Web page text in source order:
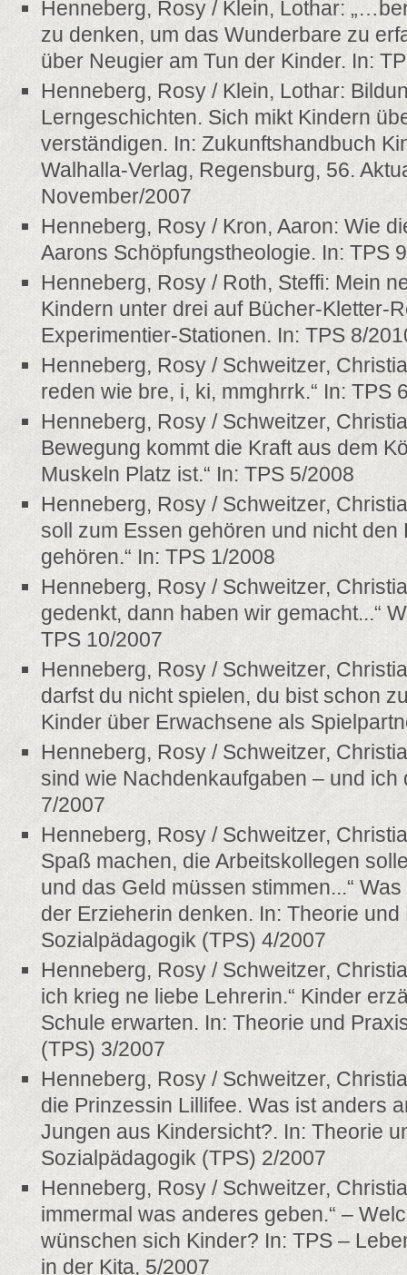
Henneberg, Rosy / Klein, Lothar:
zu denken, um das Wunderbare zu
über Neugier am Tun der Kinder. In:
Henneberg, Rosy / Klein, Lothar:
Lerngeschichten. Sich mikt Kindern
verständigen. In: Zukunftshandbuch
Walhalla-Verlag, Regensburg, 56.
November/2007
Henneberg, Rosy / Kron, Aaron: Wie
Aarons Schöpfungstheologie. In: TPS
Henneberg, Rosy / Roth, Steffi: Mein
Kindern unter drei auf Bücher-Kletter-
Experimentier-Stationen. In: TPS 8/
Henneberg, Rosy / Schweitzer,
reden wie bre, i, ki, mmghrrk.“ In: TPS
Henneberg, Rosy / Schweitzer,
Bewegung kommt die Kraft aus dem
Muskeln Platz ist.“ In: TPS 5/2008
Henneberg, Rosy / Schweitzer,
soll zum Essen gehören und nicht den
gehören.“ In: TPS 1/2008
Henneberg, Rosy / Schweitzer,
gedenkt, dann haben wir gemacht...“
TPS 10/2007
Henneberg, Rosy / Schweitzer,
darfst du nicht spielen, du bist schon
Kinder über Erwachsene als
Henneberg, Rosy / Schweitzer,
sind wie Nachdenkaufgaben – und ich
7/2007
Henneberg, Rosy / Schweitzer,
Spaß machen, die Arbeitskollegen
und das Geld müssen stimmen...“
der Erzieherin denken. In: Theorie und
Sozialpädagogik (TPS) 4/2007
Henneberg, Rosy / Schweitzer,
ich krieg ne liebe Lehrerin.“ Kinder
Schule erwarten. In: Theorie und
(TPS) 3/2007
Henneberg, Rosy / Schweitzer,
die Prinzessin Lillifee. Was ist anders
Jungen aus Kindersicht?. In: Theorie
Sozialpädagogik (TPS) 2/2007
Henneberg, Rosy / Schweitzer,
immermal was anderes geben.“ –
wünschen sich Kinder? In: TPS –
in der Kita, 5/2007